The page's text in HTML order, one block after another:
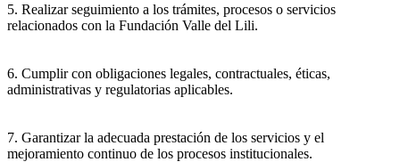
5. Realizar seguimiento a los trámites, procesos o servicios
relacionados con la Fundación Valle del Lili.
6. Cumplir con obligaciones legales, contractuales, éticas,
administrativas y regulatorias aplicables.
7. Garantizar la adecuada prestación de los servicios y el
mejoramiento continuo de los procesos institucionales.